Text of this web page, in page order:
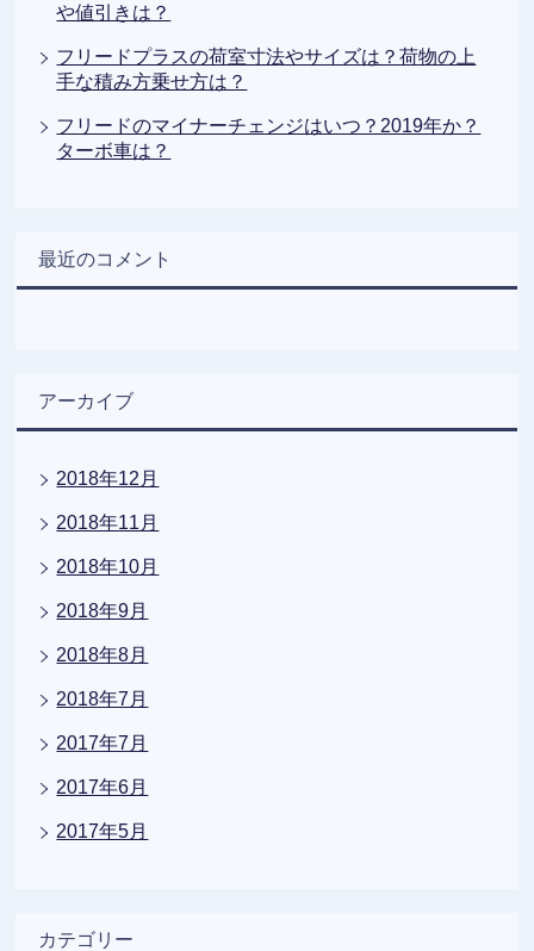
や値引きは？
フリードプラスの荷室寸法やサイズは？荷物の上
手な積み方乗せ方は？
フリードのマイナーチェンジはいつ？2019年か？
ターボ車は？
最近のコメント
アーカイブ
2018年12月
2018年11月
2018年10月
2018年9月
2018年8月
2018年7月
2017年7月
2017年6月
2017年5月
カテゴリー